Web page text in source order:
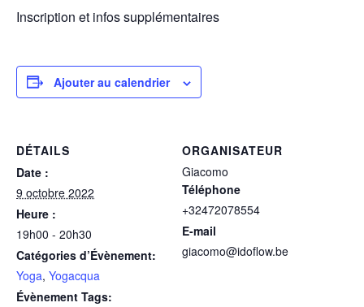
Inscription et infos supplémentaires
Ajouter au calendrier
DÉTAILS
Date :
9 octobre 2022
Heure :
19h00 - 20h30
Catégories d’Évènement:
Yoga, Yogacqua
Évènement Tags:
ORGANISATEUR
Giacomo
Téléphone
+32472078554
E-mail
giacomo@idoflow.be